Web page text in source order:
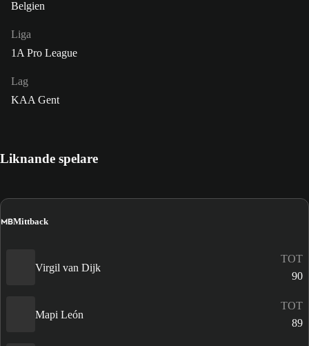
Belgien
Liga
1A Pro League
Lag
KAA Gent
Liknande spelare
MBMittback
Virgil van Dijk
TOT
90
Mapi León
TOT
89